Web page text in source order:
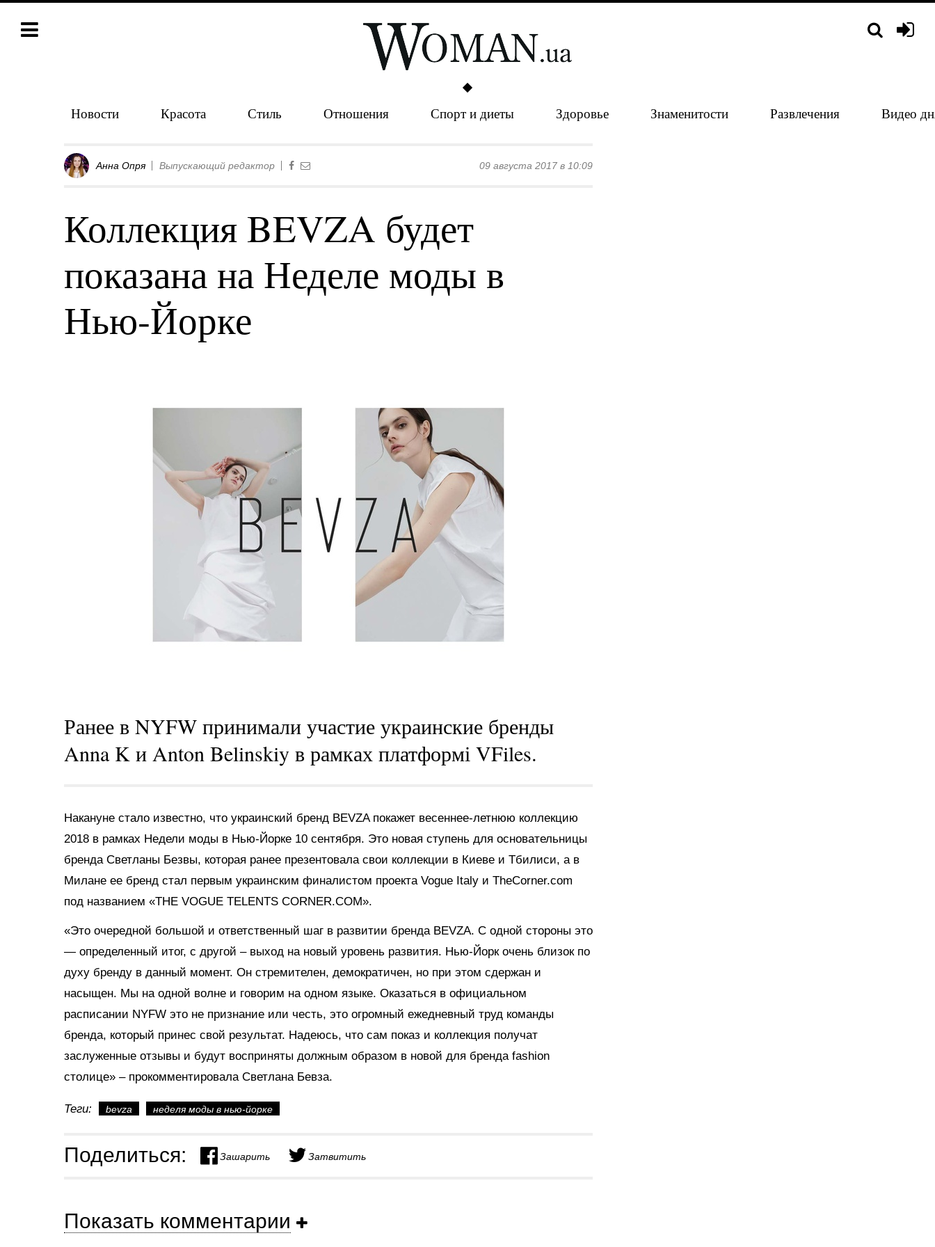
Новости Красота Стиль Отношения Спорт и диеты Здоровье Знаменитости Развлечения Видео
Анна Опря Выпускающий редактор 09 августа 2017 в 10:09
Коллекция BEVZA будет
показана на Неделе моды в
Нью-Йорке
Ранее в NYFW принимали участие украинские бренды
Anna K и Anton Belinskiy в рамках платформі VFiles.
Накануне стало известно, что украинский бренд BEVZA покажет весеннее-летнюю коллекцию
2018 в рамках Недели моды в Нью-Йорке 10 сентября. Это новая ступень для основательницы
бренда Светланы Безвы, которая ранее презентовала свои коллекции в Киеве и Тбилиси, а в
Милане ее бренд стал первым украинским финалистом проекта Vogue Italy и TheCorner.com
под названием «THE VOGUE TELENTS CORNER.COM».
«Это очередной большой и ответственный шаг в развитии бренда BEVZA. С одной стороны это
— определенный итог, с другой – выход на новый уровень развития. Нью-Йорк очень близок по
духу бренду в данный момент. Он стремителен, демократичен, но при этом сдержан и
насыщен. Мы на одной волне и говорим на одном языке. Оказаться в официальном
расписании NYFW это не признание или честь, это огромный ежедневный труд команды
бренда, который принес свой результат. Надеюсь, что сам показ и коллекция получат
заслуженные отзывы и будут восприняты должным образом в новой для бренда fashion
столице» – прокомментировала Светлана Бевза.
Теги: bevza неделя моды в нью-йорке
Поделиться: Зашарить Затвитить
Показать комментарии